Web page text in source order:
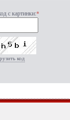
с картинки:*
код